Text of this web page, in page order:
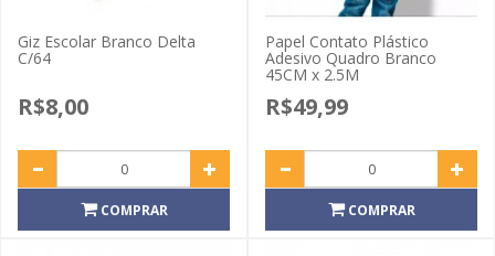
Giz Escolar Branco Delta
C/64
R$8,00
COMPRAR
Papel Contato Plástico
Adesivo Quadro Branco
45CM x 2.5M
R$49,99
COMPRAR